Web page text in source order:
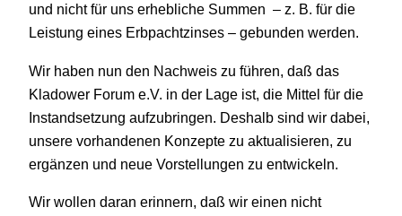
und nicht für uns erhebliche Summen – z. B. für die
Leistung eines Erbpachtzinses – gebunden werden.
Wir haben nun den Nachweis zu führen, daß das
Kladower Forum e.V. in der Lage ist, die Mittel für die
Instandsetzung aufzubringen. Deshalb sind wir dabei,
unsere vorhandenen Konzepte zu aktualisieren, zu
ergänzen und neue Vorstellungen zu entwickeln.
Wir wollen daran erinnern, daß wir einen nicht